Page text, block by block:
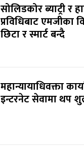
सोलिडकोर ब्याट्री र
प्रविधिबाट एमजीका
छिटा र स्मार्ट बन्दै
महान्यायाधिवक्ता
इन्टरनेट सेवामा थप